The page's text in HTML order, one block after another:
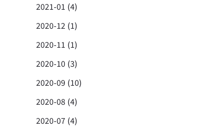
2021-01 (4)
2020-12 (1)
2020-11 (1)
2020-10 (3)
2020-09 (10)
2020-08 (4)
2020-07 (4)